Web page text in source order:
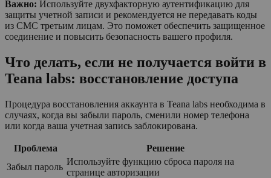
Важно: Используйте двухфакторную аутентификацию для
защиты учетной записи и рекомендуется не передавать коды
из СМС третьим лицам. Это поможет обеспечить защищенное
соединение и повысить безопасность вашего профиля.
Что делать, если не получается войти в
Teana labs: восстановление доступа
Процедура восстановления аккаунта в Teana labs необходима в
случаях, когда вы забыли пароль, сменили номер телефона
или когда ваша учетная запись заблокирована.
Проблема
Решение
Забыл пароль
Используйте функцию сброса пароля на
странице авторизации